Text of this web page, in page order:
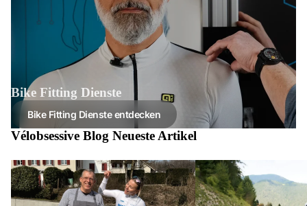
Bike Fitting Dienste
Bike Fitting Dienste entdecken
Vélobsessive Blog Neueste Artikel
Vélobsessive begrüsst Triathletin Anna
Hofstetter als neue Markenbotschafterin
Über 100 5-Sterne
Fitting und Rennräder –
Vertrauen